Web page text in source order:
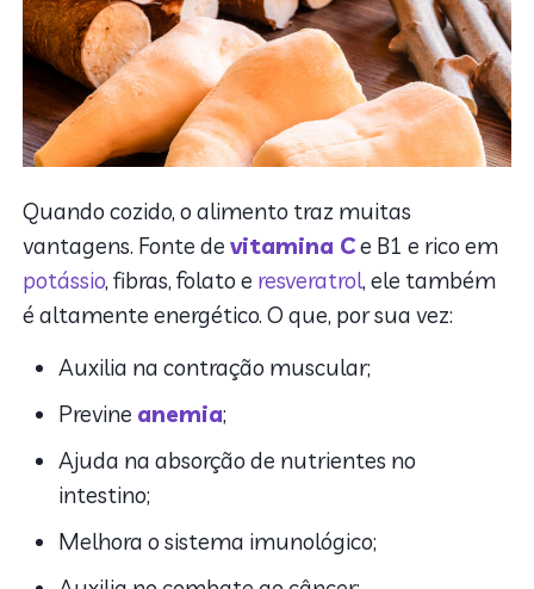
Quando cozido, o alimento traz muitas
vantagens. Fonte devitamina Ce B1 e rico em
potássio, fibras, folato e resveratrol, ele também
é altamente energético. O que, por sua vez:
Auxilia na contração muscular;
Previne anemia;
Ajuda na absorção de nutrientes no
intestino;
Melhora o sistema imunológico;